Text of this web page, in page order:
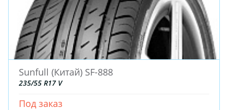
ЗИМНИЕ
ЛЕТНИЕ
Sunfull (Китай) SF-888
235/55 R17 V
Под заказ